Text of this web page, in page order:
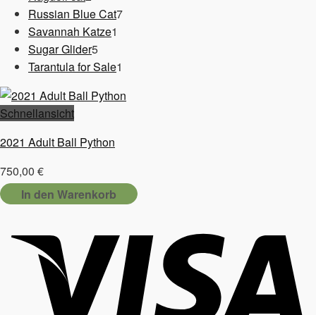
Produkte
Russian Blue Cat77
Savannah Katze1
Sugar Glider55
Produkte
Tarantula for Sale1
Schnellansicht
2021 Adult Ball Python
750,00 €
In den Warenkorb